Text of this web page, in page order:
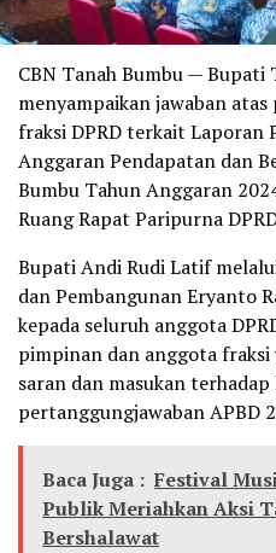
CBN Tanah Bumbu — Bupati
menyampaikan jawaban
fraksi DPRD terkait Laporan
Anggaran Pendapatan dan
Bumbu Tahun Anggaran
Ruang Rapat Paripurna
Bupati Andi Rudi Latif
dan Pembangunan Eryanto
kepada seluruh anggota
pimpinan dan anggota
saran dan masukan
pertanggungjawaban APBD
Baca Juga : Festival
Publik Meriahkan Aksi
Bershalawat